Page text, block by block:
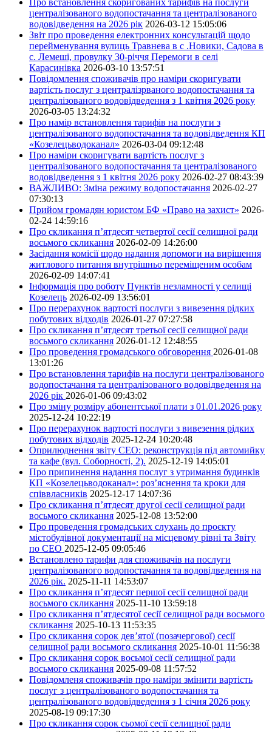
Про встановлення скоригованих тарифів на послуги
централізованого водопостачання та централізованого
водовідведення на 2026 рік 2026-03-12 15:05:06
Звіт про проведення електронних консультацій щодо
перейменування вулиць Травнева в с .Новики, Садова в
с. Лемеші, провулку 30-річчя Перемоги в селі
Карасинівка 2026-03-10 13:57:51
Повідомлення споживачів про наміри скоригувати
вартість послуг з централізрваного водопостачання та
централізованого водовідведення з 1 квітня 2026 року
2026-03-05 13:24:32
Про намір встановлення тарифів на послуги з
централізованого водопостачання та водовідведення КП
«Козелецьводоканал» 2026-03-04 09:12:48
Про наміри скоригувати вартість послуг з
централізованого водопостачання та централізованого
водовідведення з 1 квітня 2026 року 2026-02-27 08:43:39
ВАЖЛИВО: Зміна режиму водопостачання 2026-02-27
07:30:13
Прийом громадян юристом БФ «Право на захист» 2026-
02-24 14:59:16
Про скликання п’ятдесят четвертої сесії селищної ради
восьмого скликання 2026-02-09 14:26:00
Засідання комісії щодо надання допомоги на вирішення
житлового питання внутрішньо переміщеним особам
2026-02-09 14:07:41
Інформація про роботу Пунктів незламності у селищі
Козелець 2026-02-09 13:56:01
Про перерахунок вартості послуги з вивезення рідких
побутових відходів 2026-01-27 07:27:58
Про скликання п’ятдесят третьої сесії селищної ради
восьмого скликання 2026-01-12 12:48:55
Про проведення громадського обговорення 2026-01-08
13:01:26
Про встановлення тарифів на послуги централізованого
водопостачання та централізованого водовідведення на
2026 рік 2026-01-06 09:43:02
Про зміну розміру абонентської плати з 01.01.2026 року
2025-12-24 10:22:19
Про перерахунок вартості послуги з вивезення рідких
побутових відходів 2025-12-24 10:20:48
Оприлюднення звіту СЕО: реконструкція під автомийку
та кафе (вул. Соборності, 2). 2025-12-19 14:05:01
Про припинення надання послуг з утримання будинків
КП «Козелецьводоканал»: роз’яснення та кроки для
співвласників 2025-12-17 14:07:36
Про скликання п’ятдесят другої сесії селищної ради
восьмого скликання 2025-12-08 13:52:00
Про проведення громадських слухань до проєкту
містобудівної документації на місцевому рівні та Звіту
по СЕО 2025-12-05 09:05:46
Встановлено тарифи для споживачів на послуги
централізованого водопостачання та водовідведення на
2026 рік. 2025-11-11 14:53:07
Про скликання п’ятдесят першої сесії селищної ради
восьмого скликання 2025-11-10 13:59:18
Про скликання п’ятдесятої сесії селищної ради восьмого
скликання 2025-10-13 11:53:35
Про скликання сорок дев’ятої (позачергової) сесії
селищної ради восьмого скликання 2025-10-01 11:56:38
Про скликання сорок восьмої сесії селищної ради
восьмого скликання 2025-09-08 11:57:52
Повідомленя споживачів про наміри змінити вартість
послуг з централізованого водопостачання та
централізованого водовідведення з 1 січня 2026 року
2025-08-19 09:17:30
Про скликання сорок сьомої сесії селищної ради